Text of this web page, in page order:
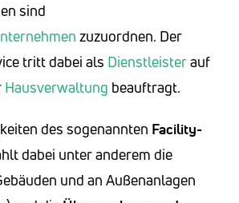
sind
zuzuordnen. Der
tritt dabei als Dienstleisterauf
Hausverwaltung beauftragt.
des sogenannten Facility-
dabei unter anderem die
und an Außenanlagen